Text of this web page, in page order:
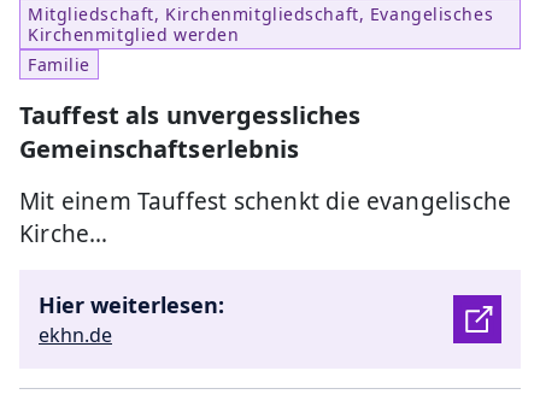
Mitgliedschaft, Kirchenmitgliedschaft, Evangelisches
Kirchenmitglied werden
Familie
Tauffest als unvergessliches
Gemeinschaftserlebnis
Mit einem Tauffest schenkt die evangelische
Kirche…
Hier weiterlesen:
ekhn.de